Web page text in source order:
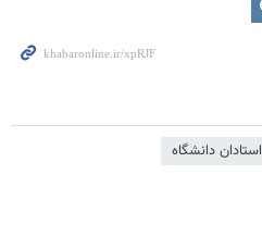
استادان دانشگاه